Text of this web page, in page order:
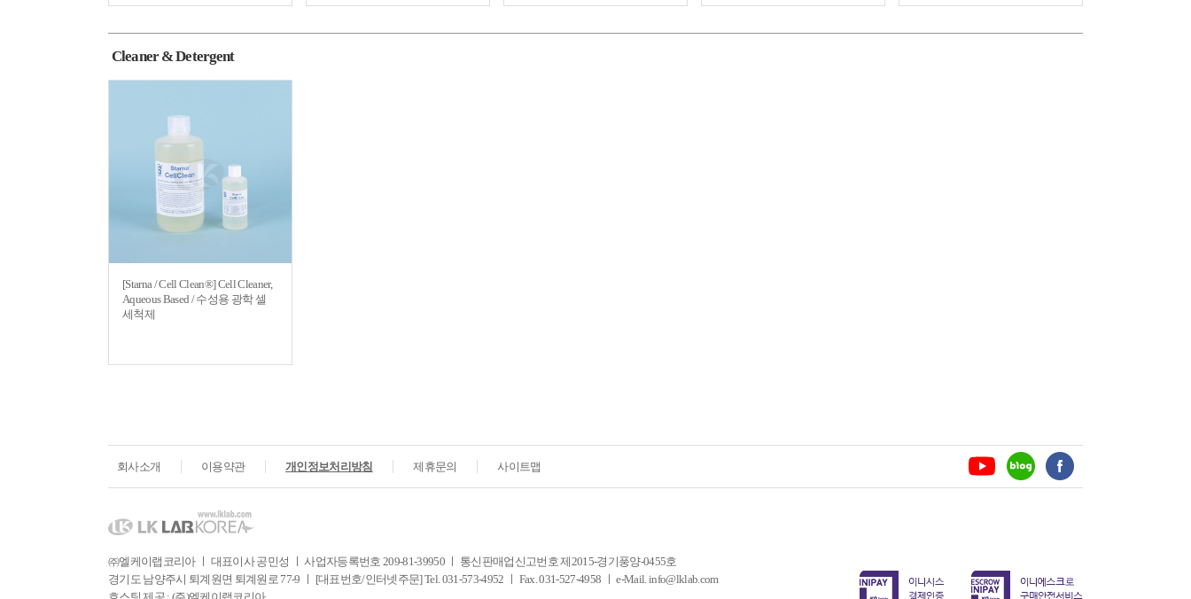
Cleaner & Detergent
[Starna / Cell Clean®] Cell Cleaner,
Aqueous Based / 수성용 광학 셀
세척제
회사소개 이용약관 개인정보처리방침 제휴문의 사이트맵
㈜엘케이랩코리아 ㅣ 대표이사 공민성 ㅣ 사업자등록번호 209-81-39950 ㅣ 통신판매업신고번호 제2015-경기풍양-0455호
경기도 남양주시 퇴계원면 퇴계원로 77-9 ㅣ [대표번호/인터넷주문] Tel. 031-573-4952 ㅣ Fax. 031-527-4958 ㅣ e-Mail. info@lklab.com